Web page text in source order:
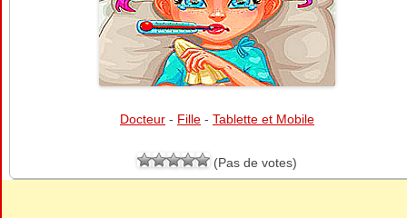
Docteur - Fille - Tablette et Mobile
(Pas de votes)